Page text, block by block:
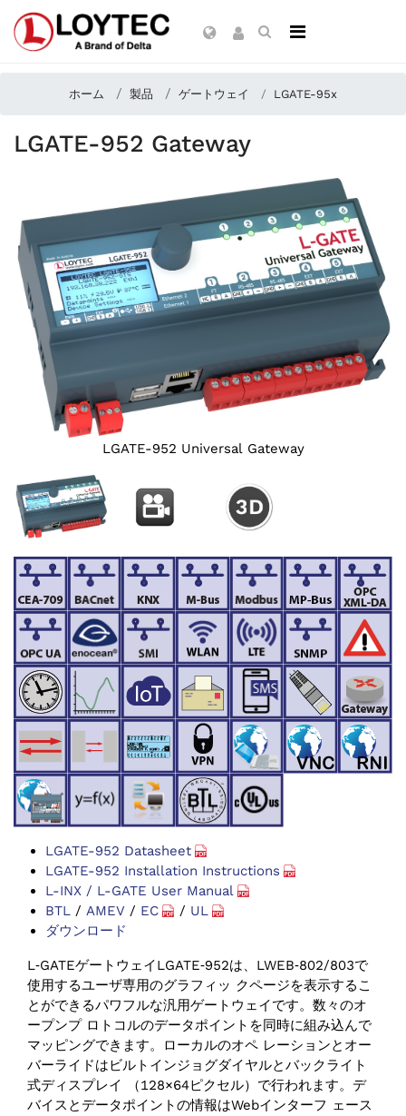
ホーム 製品 ゲートウェイ LGATE-95x
LGATE-952 Gateway
LGATE-952 Universal Gateway
LGATE-952 Datasheet
LGATE-952 Installation Instructions
L-INX / L-GATE User Manual
BTL / AMEV / EC / UL
ダウンロード
L‑GATEゲートウェイLGATE‑952は、LWEB‑802/803で
使用するユーザ専用のグラフィッ クページを表示するこ
とができるパワフルな汎用ゲートウェイです。数々のオ
ープンプ ロトコルのデータポイントを同時に組み込んで
マッピングできます。ローカルのオペ レーションとオー
バーライドはビルトインジョグダイヤルとバックライト
式ディスプレイ （128×64ピクセル）で行われます。デ
バイスとデータポイントの情報はWebインターフ ェース